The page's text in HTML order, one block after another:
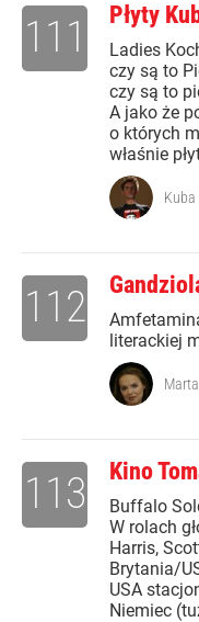
Płyty
Ladies
czy są to
czy są to
A jako że
o których
właśnie
111
Kuba
literackiej
112
Kino
Buffalo
W rolach
Harris,
Brytania/
USA
Niemiec
113